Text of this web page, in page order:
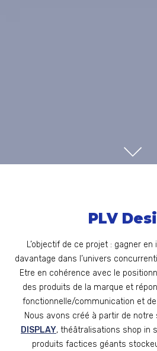
PLV
L’objectif de ce projet : gagner
davantage dans l’univers
Etre en cohérence avec le
des produits de la marque et
fonctionnelle/communication et
Nous avons créé à partir de notre
DISPLAY, théâtralisations shop in
produits factices géants